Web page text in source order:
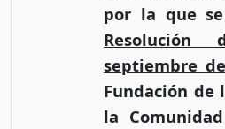
por la que se
septiembre
Fundación de
la